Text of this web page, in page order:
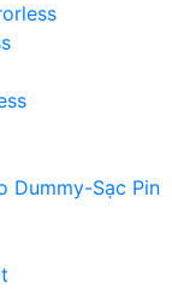
Dummy-Sạc Pin